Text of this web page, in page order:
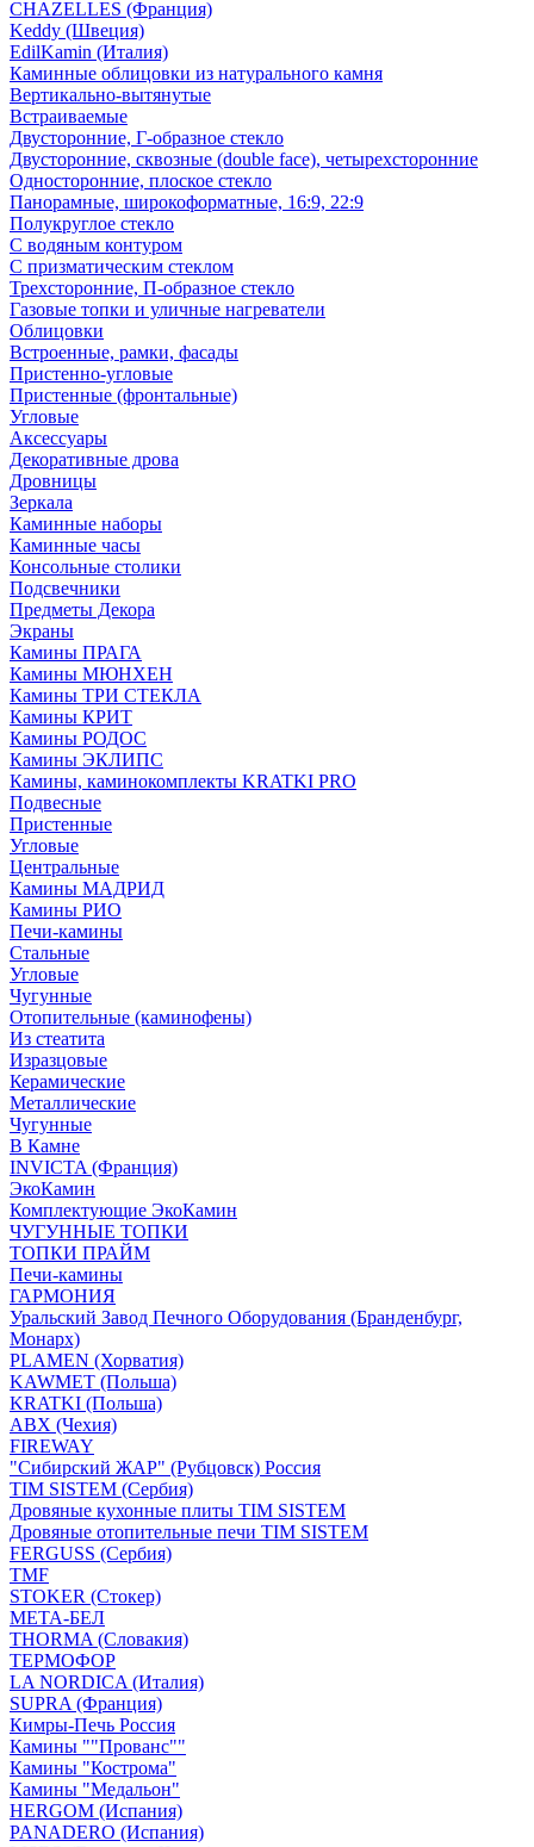
CHAZELLES (Франция)
Keddy (Швеция)
EdilKamin (Италия)
Каминные облицовки из натурального камня
Вертикально-вытянутые
Встраиваемые
Двусторонние, Г-образное стекло
Двусторонние, сквозные (double face), четырехсторонние
Односторонние, плоское стекло
Панорамные, широкоформатные, 16:9, 22:9
Полукруглое стекло
С водяным контуром
С призматическим стеклом
Трехсторонние, П-образное стекло
Газовые топки и уличные нагреватели
Облицовки
Встроенные, рамки, фасады
Пристенно-угловые
Пристенные (фронтальные)
Угловые
Аксессуары
Декоративные дрова
Дровницы
Зеркала
Каминные наборы
Каминные часы
Консольные столики
Подсвечники
Предметы Декора
Экраны
Камины ПРАГА
Камины МЮНХЕН
Камины ТРИ СТЕКЛА
Камины КРИТ
Камины РОДОС
Камины ЭКЛИПС
Камины, каминокомплекты KRATKI PRO
Подвесные
Пристенные
Угловые
Центральные
Камины МАДРИД
Камины РИО
Печи-камины
Стальные
Угловые
Чугунные
Отопительные (каминофены)
Из стеатита
Изразцовые
Керамические
Металлические
Чугунные
В Камне
INVICTA (Франция)
ЭкоКамин
Комплектующие ЭкоКамин
ЧУГУННЫЕ ТОПКИ
ТОПКИ ПРАЙМ
Печи-камины
ГАРМОНИЯ
Уральский Завод Печного Оборудования (Бранденбург,
Монарх)
PLAMEN (Хорватия)
KAWMET (Польша)
KRATKI (Польша)
ABX (Чехия)
FIREWAY
"Сибирский ЖАР" (Рубцовск) Россия
TIM SISTEM (Сербия)
Дровяные кухонные плиты TIM SISTEM
Дровяные отопительные печи TIM SISTEM
FERGUSS (Сербия)
TMF
STOKER (Стокер)
МЕТА-БЕЛ
THORMA (Словакия)
ТЕРМОФОР
LA NORDICA (Италия)
SUPRA (Франция)
Кимры-Печь Россия
Камины ""Прованс""
Камины "Кострома"
Камины "Медальон"
HERGOM (Испания)
PANADERO (Испания)